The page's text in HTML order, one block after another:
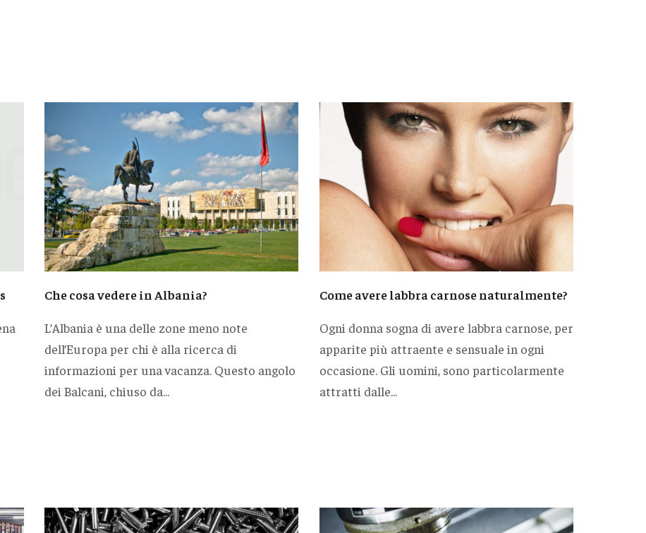
Che cosa vedere in Albania?
L’Albania è una delle zone meno note
dell’Europa per chi è alla ricerca di
informazioni per una vacanza. Questo angolo
dei Balcani, chiuso da...
Come avere labbra carnose naturalmente?
Ogni donna sogna di avere labbra carnose, per
apparite più attraente e sensuale in ogni
occasione. Gli uomini, sono particolarmente
attratti dalle...